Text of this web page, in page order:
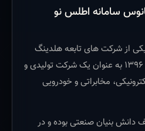
سامانه اطلس نو
از شرکت های تابعه هلدینگ
اطلس پیمایش است که از سال ۱۳۹۶ به عنوان یک شرکت تولیدی و
مخابراتی و خودرویی
دانش بنیان صنعتی بوده و در